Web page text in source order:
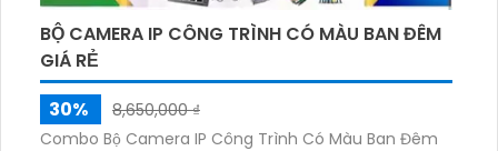
BỘ CAMERA IP CÔNG TRÌNH CÓ MÀU BAN ĐÊM
GIÁ RẺ
30%
8,650,000 ₫
Combo Bộ Camera IP Công Trình Có Màu Ban Đêm